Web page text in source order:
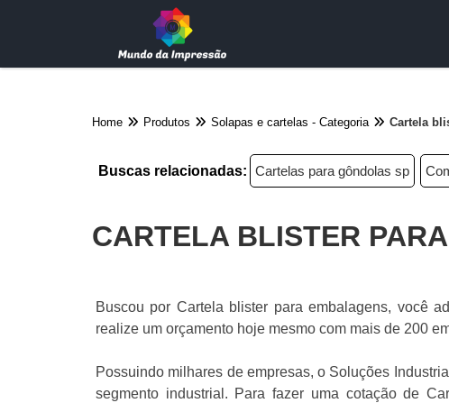
Home Produtos Solapas e cartelas - Categoria Cartela
Buscas relacionadas: Cartelas para gôndolas sp
CARTELA BLISTER
Buscou por Cartela blister para embalagens, você
realize um orçamento hoje mesmo com mais de 200
Possuindo milhares de empresas, o Soluções
segmento industrial. Para fazer uma cotação de